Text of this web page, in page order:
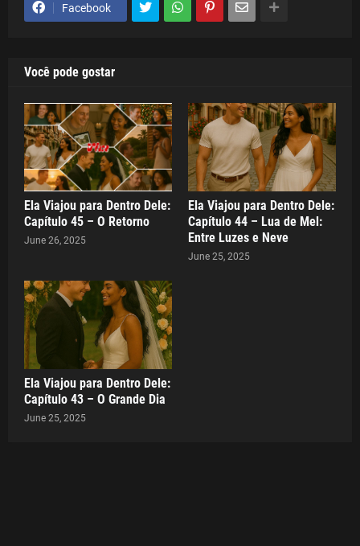
Facebook
Você pode gostar
Ela Viajou para Dentro Dele:
Capítulo 45 – O Retorno
June 26, 2025
Ela Viajou para Dentro Dele:
Capítulo 44 – Lua de Mel:
Entre Luzes e Neve
June 25, 2025
Ela Viajou para Dentro Dele:
Capítulo 43 – O Grande Dia
June 25, 2025